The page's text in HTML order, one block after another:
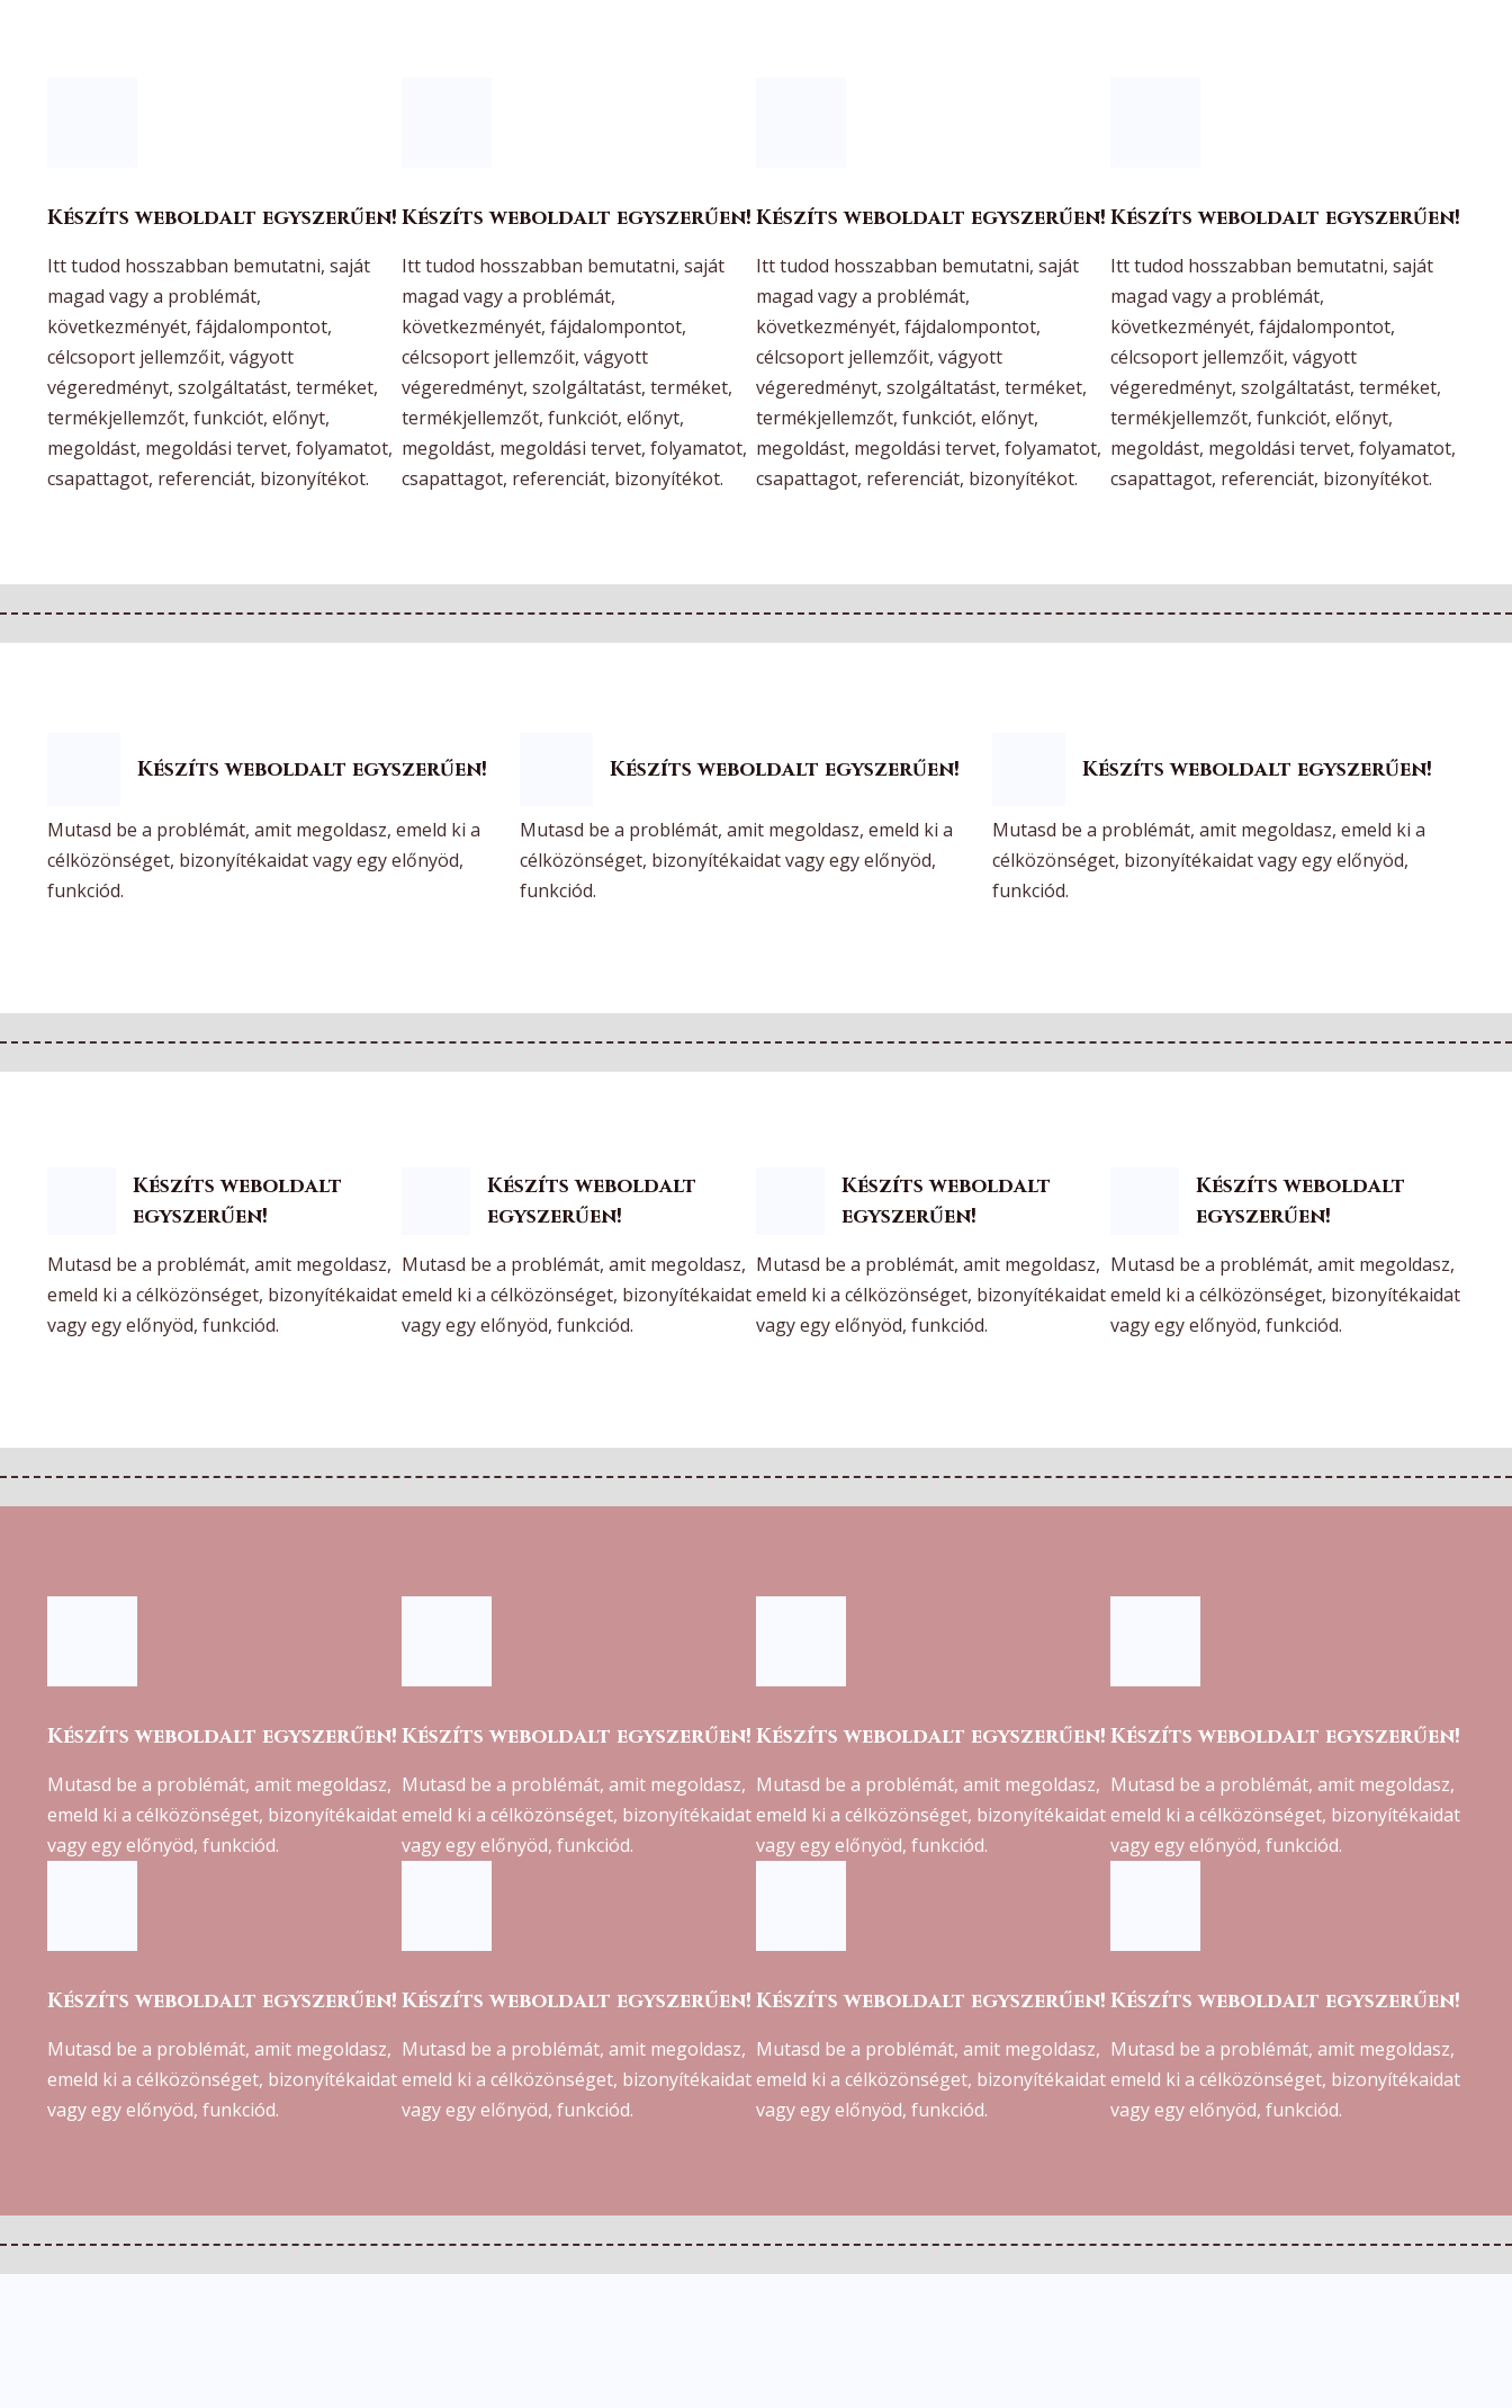
Készíts weboldalt egyszerűen!
Itt tudod hosszabban bemutatni, saját
magad vagy a problémát,
következményét, fájdalompontot,
célcsoport jellemzőit, vágyott
végeredményt, szolgáltatást, terméket,
termékjellemzőt, funkciót, előnyt,
megoldást, megoldási tervet, folyamatot,
csapattagot, referenciát, bizonyítékot.
Készíts weboldalt egyszerűen!
Itt tudod hosszabban bemutatni, saját
magad vagy a problémát,
következményét, fájdalompontot,
célcsoport jellemzőit, vágyott
végeredményt, szolgáltatást, terméket,
termékjellemzőt, funkciót, előnyt,
megoldást, megoldási tervet, folyamatot,
csapattagot, referenciát, bizonyítékot.
Készíts weboldalt egyszerűen!
Itt tudod hosszabban bemutatni, saját
magad vagy a problémát,
következményét, fájdalompontot,
célcsoport jellemzőit, vágyott
végeredményt, szolgáltatást, terméket,
termékjellemzőt, funkciót, előnyt,
megoldást, megoldási tervet, folyamatot,
csapattagot, referenciát, bizonyítékot.
Készíts weboldalt egyszerűen!
Itt tudod hosszabban bemutatni, saját
magad vagy a problémát,
következményét, fájdalompontot,
célcsoport jellemzőit, vágyott
végeredményt, szolgáltatást, terméket,
termékjellemzőt, funkciót, előnyt,
megoldást, megoldási tervet, folyamatot,
csapattagot, referenciát, bizonyítékot.
Készíts weboldalt egyszerűen!
Mutasd be a problémát, amit megoldasz, emeld ki a
célközönséget, bizonyítékaidat vagy egy előnyöd,
funkciód.
Készíts weboldalt egyszerűen!
Mutasd be a problémát, amit megoldasz, emeld ki a
célközönséget, bizonyítékaidat vagy egy előnyöd,
funkciód.
Készíts weboldalt egyszerűen!
Mutasd be a problémát, amit megoldasz, emeld ki a
célközönséget, bizonyítékaidat vagy egy előnyöd,
funkciód.
Készíts weboldalt
egyszerűen!
Mutasd be a problémát, amit megoldasz,
emeld ki a célközönséget, bizonyítékaidat
vagy egy előnyöd, funkciód.
Készíts weboldalt
egyszerűen!
Mutasd be a problémát, amit megoldasz,
emeld ki a célközönséget, bizonyítékaidat
vagy egy előnyöd, funkciód.
Készíts weboldalt
egyszerűen!
Mutasd be a problémát, amit megoldasz,
emeld ki a célközönséget, bizonyítékaidat
vagy egy előnyöd, funkciód.
Készíts weboldalt
egyszerűen!
Mutasd be a problémát, amit megoldasz,
emeld ki a célközönséget, bizonyítékaidat
vagy egy előnyöd, funkciód.
Készíts weboldalt egyszerűen!
Mutasd be a problémát, amit megoldasz,
emeld ki a célközönséget, bizonyítékaidat
vagy egy előnyöd, funkciód.
Készíts weboldalt egyszerűen!
Mutasd be a problémát, amit megoldasz,
emeld ki a célközönséget, bizonyítékaidat
vagy egy előnyöd, funkciód.
Készíts weboldalt egyszerűen!
Mutasd be a problémát, amit megoldasz,
emeld ki a célközönséget, bizonyítékaidat
vagy egy előnyöd, funkciód.
Készíts weboldalt egyszerűen!
Mutasd be a problémát, amit megoldasz,
emeld ki a célközönséget, bizonyítékaidat
vagy egy előnyöd, funkciód.
Készíts weboldalt egyszerűen!
Mutasd be a problémát, amit megoldasz,
emeld ki a célközönséget, bizonyítékaidat
vagy egy előnyöd, funkciód.
Készíts weboldalt egyszerűen!
Mutasd be a problémát, amit megoldasz,
emeld ki a célközönséget, bizonyítékaidat
vagy egy előnyöd, funkciód.
Készíts weboldalt egyszerűen!
Mutasd be a problémát, amit megoldasz,
emeld ki a célközönséget, bizonyítékaidat
vagy egy előnyöd, funkciód.
Készíts weboldalt egyszerűen!
Mutasd be a problémát, amit megoldasz,
emeld ki a célközönséget, bizonyítékaidat
vagy egy előnyöd, funkciód.